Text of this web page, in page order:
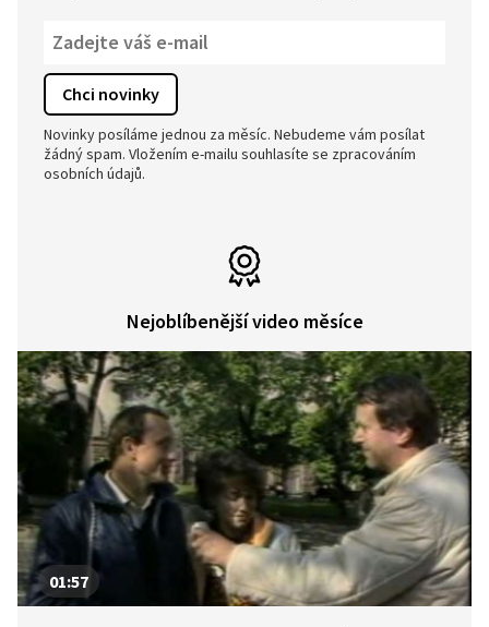
Novinky posíláme jednou za měsíc. Nebudeme vám posílat
žádný spam. Vložením e-mailu souhlasíte se zpracováním
osobních údajů.
Nejoblíbenější video měsíce
01:57